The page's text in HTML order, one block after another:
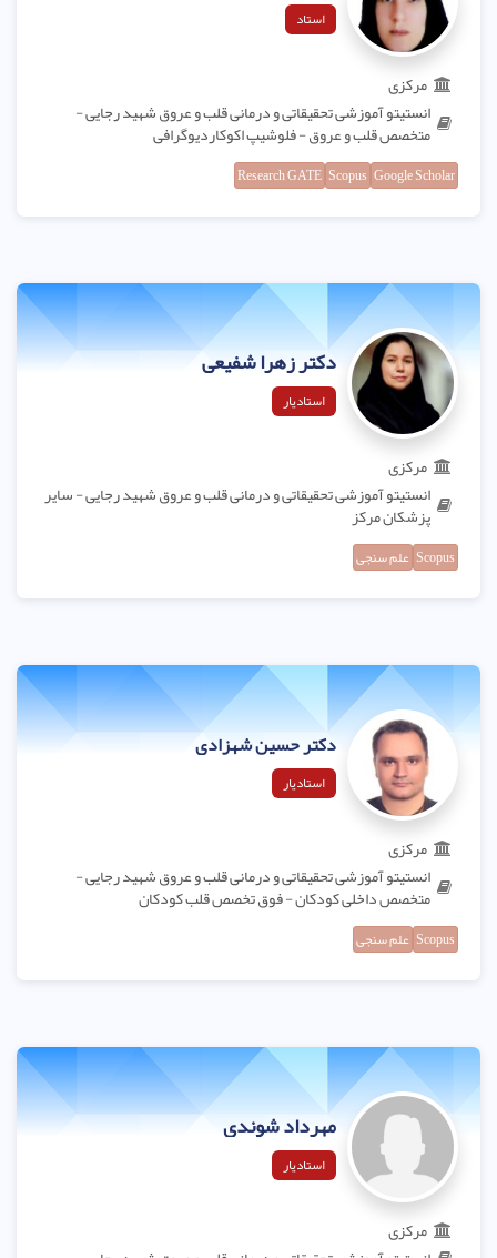
استاد
مرکزی
انستیتو آموزشی تحقیقاتی و درمانی قلب و عروق شهید رجایی -
متخصص قلب و عروق - فلوشیپ اکوکاردیوگرافی
Google Scholar
Scopus
Research GATE
دکتر زهرا شفیعی
استادیار
مرکزی
انستیتو آموزشی تحقیقاتی و درمانی قلب و عروق شهید رجایی - سایر
پزشکان مرکز
Scopus علم سنجی
دکتر حسین شهزادی
استادیار
مرکزی
انستیتو آموزشی تحقیقاتی و درمانی قلب و عروق شهید رجایی -
متخصص داخلی کودکان - فوق تخصص قلب کودکان
Scopus علم سنجی
مهرداد شوندی
استادیار
مرکزی